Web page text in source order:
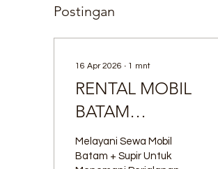
Postingan
16 Apr 2026 ∙ 1 mnt
RENTAL MOBIL
BATAM
wa.me/
Melayani Sewa Mobil
Batam + Supir Untuk